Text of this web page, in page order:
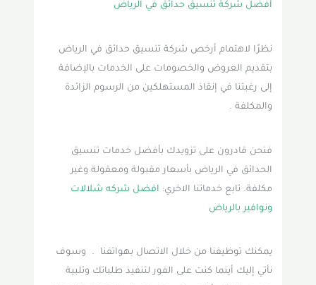
أفضل شركة تنسيق حدائق في الرياض
نظرًا لاهتمام أرخص شركة تنسيق حدائق في الرياض
بتقديم العروض والخصومات على الخدمات بالإضافة
إلى رغبتنا في إنقاذ المستهلكين من الرسوم الزائدة
والمكلفة .
فنحن قادرون على تزويدك بأفضل خدمات تنسيق
الحدائق في الرياض بأسعار مقبولة ومعقولة وغير
مكلفة. تابع خدماتنا الاخري: افضل شركه شلالات
ونوافير بالرياض
يمكنك توظيفنا من خلال الاتصال بهواتفنا . وسوف
نأتي إليك أينما كنت على الفور لتنفيذ طلباتك وتلبية